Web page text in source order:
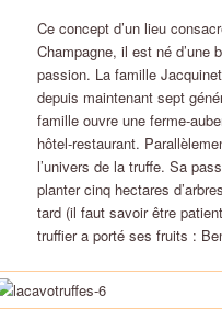
Ce concept d’un lieu
Champagne, il est né d’une
passion. La famille
depuis maintenant sept
famille ouvre une ferme-
hôtel-restaurant.
l’univers de la truffe. Sa
planter cinq hectares
tard (il faut savoir être
truffier a porté ses fruits :